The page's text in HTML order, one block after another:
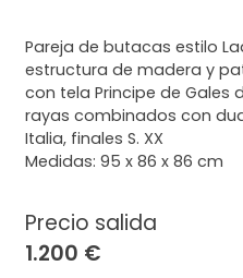
Precio salida
1.200 €
Pareja de butacas estilo
estructura de madera y
con tela Principe de
rayas combinados con
Italia, finales S. XX
Medidas: 95 x 86 x 86 cm